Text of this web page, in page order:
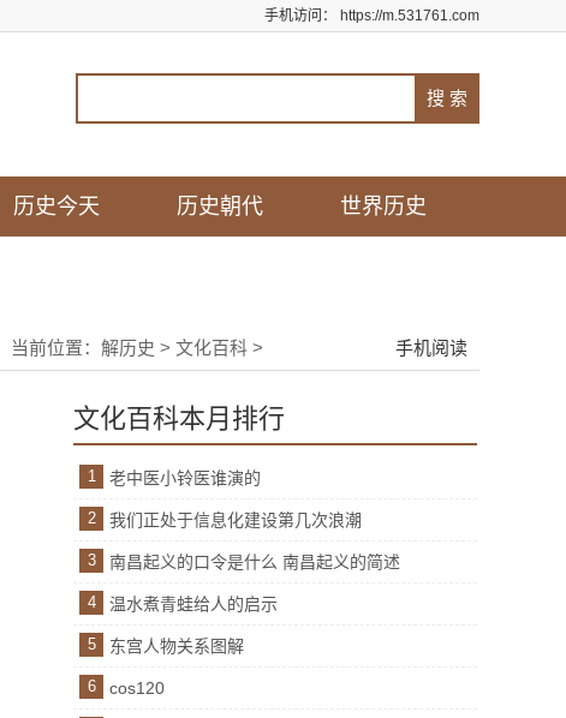
手机访问： https://m.531761.com
历史今天 历史朝代 世界历史
当前位置： 解历史 > 文化百科 > 手机阅读
文化百科本月排行
1 老中医小铃医谁演的
2 我们正处于信息化建设第几次浪潮
3 南昌起义的口令是什么 南昌起义的简述
4 温水煮青蛙给人的启示
5 东宫人物关系图解
6 cos120